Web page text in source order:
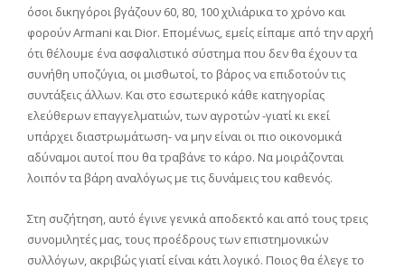
όσοι δικηγόροι βγάζουν 60, 80, 100 χιλιάρικα το χρόνο και
φορούν Armani και Dior. Επομένως, εμείς είπαμε από την αρχή
ότι θέλουμε ένα ασφαλιστικό σύστημα που δεν θα έχουν τα
συνήθη υποζύγια, οι μισθωτοί, το βάρος να επιδοτούν τις
συντάξεις άλλων. Και στο εσωτερικό κάθε κατηγορίας
ελεύθερων επαγγελματιών, των αγροτών -γιατί κι εκεί
υπάρχει διαστρωμάτωση- να μην είναι οι πιο οικονομικά
αδύναμοι αυτοί που θα τραβάνε το κάρο. Να μοιράζονται
λοιπόν τα βάρη αναλόγως με τις δυνάμεις του καθενός.
Στη συζήτηση, αυτό έγινε γενικά αποδεκτό και από τους τρεις
συνομιλητές μας, τους προέδρους των επιστημονικών
συλλόγων, ακριβώς γιατί είναι κάτι λογικό. Ποιος θα έλεγε το